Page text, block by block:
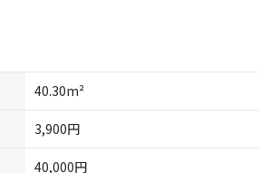
40.30m²
3,900円
40,000円